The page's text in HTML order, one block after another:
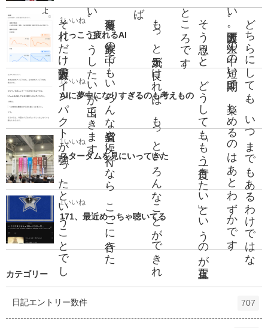
ど
ち
ら
に
し
て
も
。
い
つ
ま
で
も
あ
る
わ
け
で
は
な
い。大阪万博
。人生
の中
の短
い期間
で
、楽
し
め
る
の
は
あ
と
わ
ず
か
で
す
。
そ
う思
う
と
、
ど
う
し
て
も「
も
う一度行
き
た
い」
と
い
う
の
が正直
な
とこ
ろ
で
す
。
も
っ
と天気
が良
け
れ
ば
、
も
っ
と
い
ろ
ん
な
こ
と
が
で
き
れ
ば
。
万博後も
、家族
の中
で
も
い
ろ
ん
な反省
や「次
に行
く
な
ら
、
こ
こ
に行
き
た
い。
こ
う
し
た
い」
が出
て
き
ま
す
。￼
そ
れ
だ
け大阪万博
の
イ
ン
パ
ク
ト
が強
か
っ
た
と
い
う
こ
と
で
し
ょう
。 1いいね
けっこう疲れるAI
1いいね
AIに夢中になりすぎるのも考えもの
1いいね
スターダムを見にいってきた
1いいね
171、最近めっちゃ聴いてる
カテゴリー
日記エントリー数 707
件